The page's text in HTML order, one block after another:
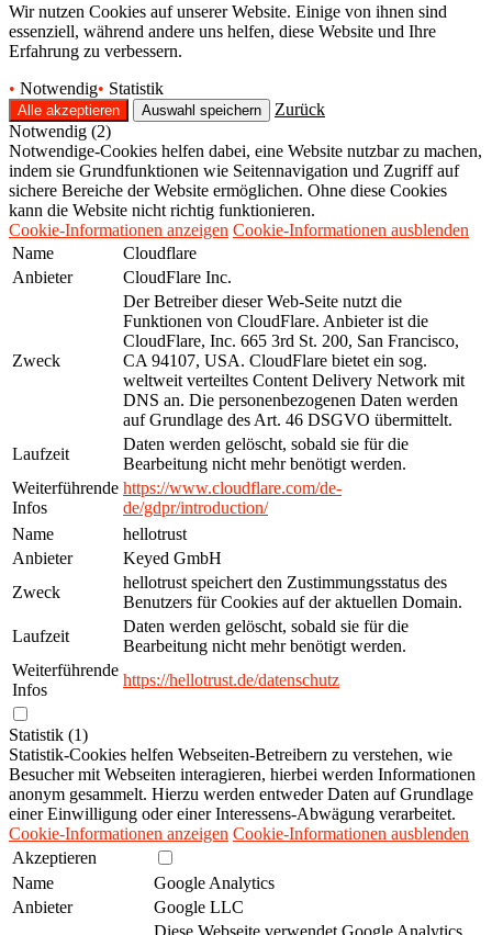
Wir nutzen Cookies auf unserer Website. Einige von ihnen sind
essenziell, während andere uns helfen, diese Website und Ihre
Erfahrung zu verbessern.
• Notwendig• Statistik
Zurück
Notwendig (2)
Notwendige-Cookies helfen dabei, eine Website nutzbar zu machen,
indem sie Grundfunktionen wie Seitennavigation und Zugriff auf
sichere Bereiche der Website ermöglichen. Ohne diese Cookies
kann die Website nicht richtig funktionieren.
Cookie-Informationen anzeigen Cookie-Informationen ausblenden
Name
Cloudflare
Anbieter
CloudFlare Inc.
Zweck
Der Betreiber dieser Web-Seite nutzt die
Funktionen von CloudFlare. Anbieter ist die
CloudFlare, Inc. 665 3rd St. 200, San Francisco,
CA 94107, USA. CloudFlare bietet ein sog.
weltweit verteiltes Content Delivery Network mit
DNS an. Die personenbezogenen Daten werden
auf Grundlage des Art. 46 DSGVO übermittelt.
Laufzeit
Daten werden gelöscht, sobald sie für die
Bearbeitung nicht mehr benötigt werden.
Weiterführende
Infos
https://www.cloudflare.com/de-
de/gdpr/introduction/
Name
hellotrust
Anbieter
Keyed GmbH
Zweck
hellotrust speichert den Zustimmungsstatus des
Benutzers für Cookies auf der aktuellen Domain.
Laufzeit
Daten werden gelöscht, sobald sie für die
Bearbeitung nicht mehr benötigt werden.
Weiterführende
Infos
https://hellotrust.de/datenschutz
Statistik (1)
Statistik-Cookies helfen Webseiten-Betreibern zu verstehen, wie
Besucher mit Webseiten interagieren, hierbei werden Informationen
anonym gesammelt. Hierzu werden entweder Daten auf Grundlage
einer Einwilligung oder einer Interessens-Abwägung verarbeitet.
Cookie-Informationen anzeigen Cookie-Informationen ausblenden
Akzeptieren
Name
Google Analytics
Anbieter
Google LLC
Diese Webseite verwendet Google Analytics